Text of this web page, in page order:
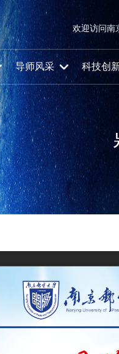
欢迎访问南
导师风采 科技创